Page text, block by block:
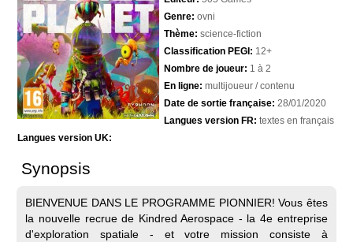
Genre: ovni
Thème: science-fiction
Classification PEGI: 12+
Nombre de joueur: 1 à 2
En ligne: multijoueur / contenu
Date de sortie française: 28/01/2020
Langues version FR: textes en français
Langues version UK:
Synopsis
BIENVENUE DANS LE PROGRAMME PIONNIER! Vous êtes
la nouvelle recrue de Kindred Aerospace - la 4e entreprise
d'exploration spatiale - et votre mission consiste à